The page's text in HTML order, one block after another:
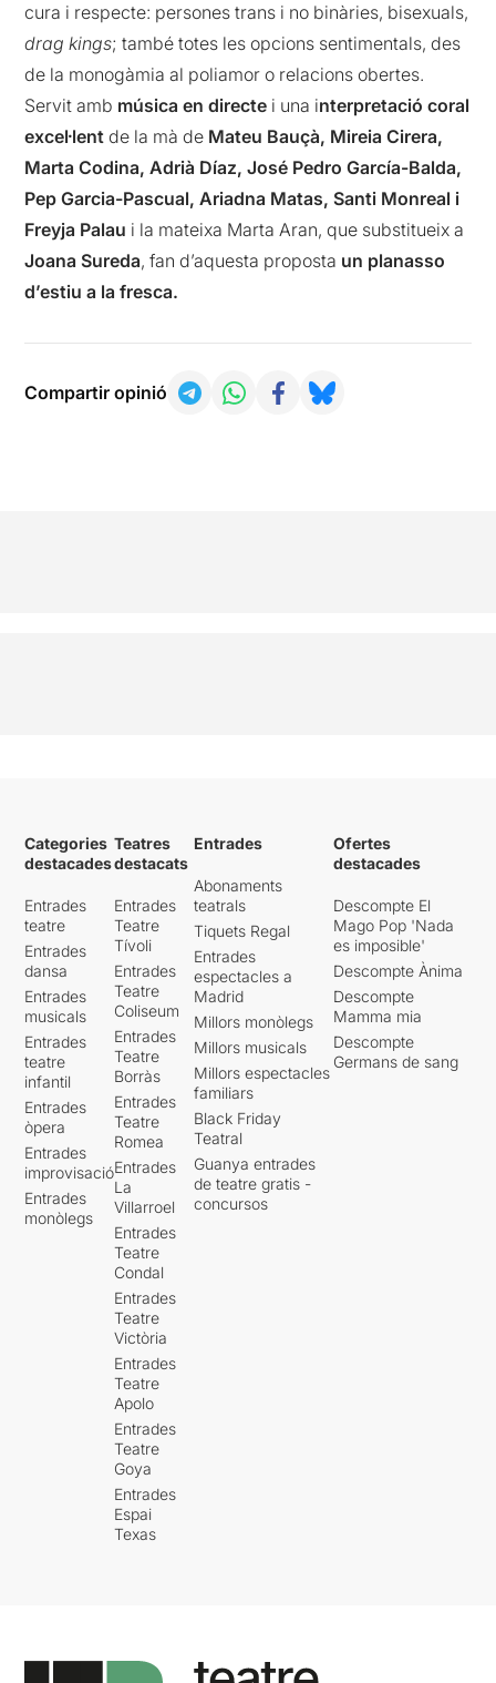
cura i respecte: persones trans i no binàries, bisexuals,
drag kings; també totes les opcions sentimentals, des
de la monogàmia al poliamor o relacions obertes.
Servit amb música en directe i una interpretació coral
excel·lent de la mà de Mateu Bauçà, Mireia Cirera,
Marta Codina, Adrià Díaz, José Pedro García-Balda,
Pep Garcia-Pascual, Ariadna Matas, Santi Monreal i
Freyja Palau i la mateixa Marta Aran, que substitueix a
Joana Sureda, fan d’aquesta proposta un planasso
d’estiu a la fresca.
Compartir opinió
Categories
destacades
Entrades
teatre
Entrades
dansa
Entrades
musicals
Entrades
teatre
infantil
Entrades
òpera
Entrades
improvisació
Entrades
monòlegs
Teatres
destacats
Entrades
Teatre
Tívoli
Entrades
Teatre
Coliseum
Entrades
Teatre
Borràs
Entrades
Teatre
Romea
Entrades
La
Villarroel
Entrades
Teatre
Condal
Entrades
Teatre
Victòria
Entrades
Teatre
Apolo
Entrades
Teatre
Goya
Entrades
Espai
Texas
Entrades
Abonaments
teatrals
Tiquets Regal
Entrades
espectacles a
Madrid
Millors monòlegs
Millors musicals
Millors espectacles
familiars
Black Friday
Teatral
Guanya entrades
de teatre gratis -
concursos
Ofertes
destacades
Descompte El
Mago Pop 'Nada
es imposible'
Descompte Ànima
Descompte
Mamma mia
Descompte
Germans de sang